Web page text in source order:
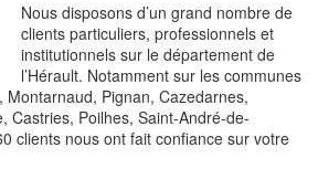
Nous disposons d’un grand nombre de
clients particuliers, professionnels et
institutionnels sur le département de
l’Hérault. Notamment sur les communes
Montarnaud, Pignan, Cazedarnes,
Castries, Poilhes, Saint-André-de-
clients nous ont fait confiance sur votre